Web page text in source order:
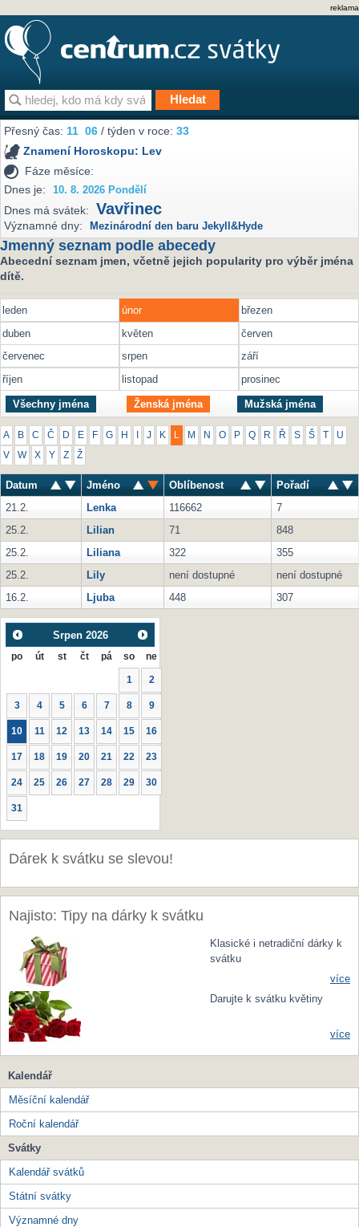
reklama
Přesný čas:11 06 / týden v roce:33
Znamení Horoskopu: Lev
Fáze měsíce:
Dnes je:
10. 8. 2026 Pondělí
Dnes má svátek: Vavřinec
Významné dny: Mezinárodní den baru Jekyll&Hyde
Jmenný seznam podle abecedy
Abecední seznam jmen, včetně jejich popularity pro výběr jména
dítě.
leden únor
březen
duben
květen
červen
červenec
srpen
září
říjen
listopad prosinec
Všechny jména Ženská jména Mužská jména
A B C Č D E F G H J K M N O P Q R Ř S Š U
V W X Y Z Ž
Datum Jméno Oblíbenost
Pořadí
21.2.
Lenka 116662
7
25.2.
Lilian 71
848
25.2.
Liliana 322
355
25.2.
Lily není dostupné
není dostupné
16.2.
Ljuba 448 307
Srpen 2026
po út st čt pá so ne
1 2
3 4 5 6 7 8 9
10 11 12 13 14 15 16
17 18 19 20 21 22 23
24 25 26 27 28 29 30
31
Dárek k svátku se slevou!
Najisto: Tipy na dárky k svátku
Klasické i netradiční dárky k
svátku
více
Darujte k svátku květiny
více
Kalendář
Měsíční kalendář
Roční kalendář
Svátky
Kalendář svátků
Státní svátky
Významné dny